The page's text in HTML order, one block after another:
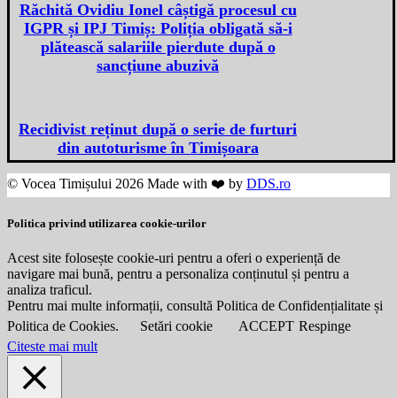
Răchită Ovidiu Ionel câștigă procesul cu
IGPR și IPJ Timiș: Poliția obligată să-i
plătească salariile pierdute după o
sancțiune abuzivă
Recidivist reținut după o serie de furturi
din autoturisme în Timișoara
© Vocea Timișului 2026 Made with ❤️ by DDS.ro
Politica privind utilizarea cookie-urilor
Acest site folosește cookie-uri pentru a oferi o experiență de
navigare mai bună, pentru a personaliza conținutul și pentru a
analiza traficul.
Pentru mai multe informații, consultă Politica de Confidențialitate și
Politica de Cookies.
Setări cookie ACCEPT Respinge
Citeste mai mult